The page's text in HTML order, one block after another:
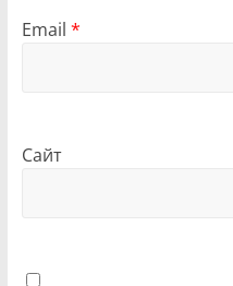
Email *
Сайт